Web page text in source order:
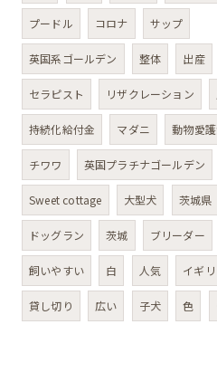
プードル コロナ サップ
英国系ゴールデン 整体 出産
セラピスト リザクレーション
持続化給付金 マダニ 動物愛
チワワ 英国プラチナゴールデン
Sweet cottage 大型犬 茨城県
ドッグラン 茨城 ブリーダー
飼いやすい 白 人気 イギ
貸し切り 広い 子犬 色